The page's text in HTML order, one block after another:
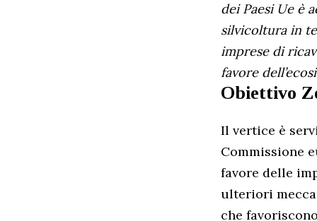
dei Paesi Ue è
silvicoltura in
imprese di
favore
Obiettivo
Il vertice è
Commissione
favore delle
ulteriori
che